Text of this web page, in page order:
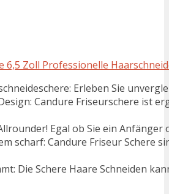
6,5 Zoll Professionelle
Erleben Sie
Candure Friseurschere ist
Egal ob Sie ein
scharf: Candure Friseur Schere
Die Schere Haare Schneiden